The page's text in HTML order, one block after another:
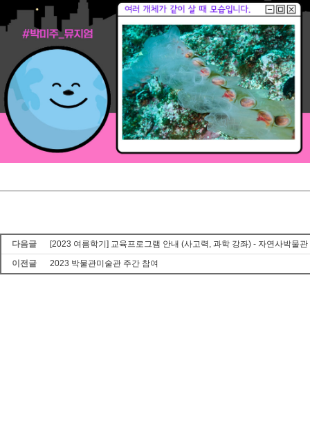
다음글
[2023 여름학기] 교육프로그램 안내 (사고력, 과학 강좌) - 자연사박물
이전글
2023 박물관미술관 주간 참여